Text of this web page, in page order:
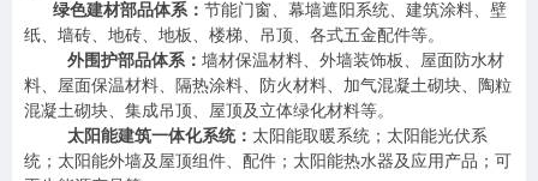
绿色建材部品体系： 节能门窗、幕墙遮阳系统、建筑涂料、壁
纸、墙砖、地砖、地板、楼梯、吊顶、各式五金配件等。
外围护部品体系： 墙材保温材料、外墙装饰板、屋面防水材
料、屋面保温材料、隔热涂料、防火材料、加气混凝土砌块、陶粒
混凝土砌块、集成吊顶、屋顶及立体绿化材料等。
太阳能建筑一体化系统： 太阳能取暖系统；太阳能光伏系
统；太阳能外墙及屋顶组件、配件；太阳能热水器及应用产品；可